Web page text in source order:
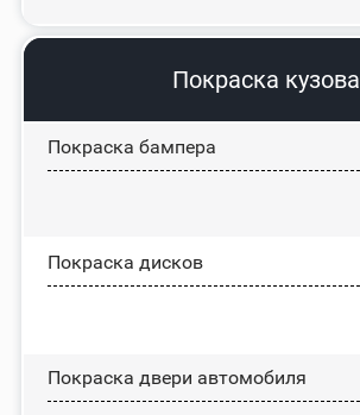
Покраска кузова
Покраска бампера
Покраска дисков
Покраска двери автомобиля